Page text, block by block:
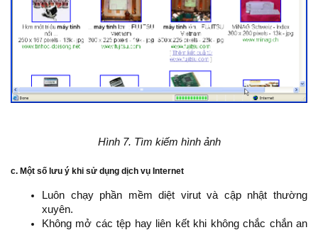
Hình 7. Tìm kiếm hình ảnh
c. Một số lưu ý khi sử dụng dịch vụ Internet
Luôn chạy phần mềm diệt virut và cập nhật thường
xuyên.
Không mở các tệp hay liên kết khi không chắc chắn an